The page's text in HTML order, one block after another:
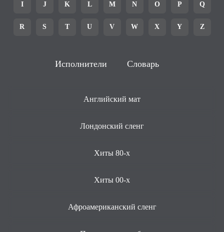
I J K L M N O P Q
R S T U V W X Y Z
Исполнители Словарь
Английский мат
Лондонский сленг
Хиты 80-х
Хиты 00-х
Афроамериканский сленг